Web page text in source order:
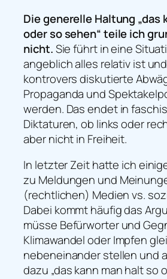
Die generelle Haltung „das
oder so sehen“teile ich
nicht.Sie führt in eine
angeblich alles relativ ist
kontrovers diskutierte
Propaganda und
werden. Das endet in
Diktaturen, ob links oder
aber nicht in Freiheit.
In letzter Zeit hatte ich
zu Meldungen und
(rechtlichen) Medien vs.
Dabei kommt häufig das
müsse Befürworter und
Klimawandel oder Impfen
nebeneinander stellen und
dazu „das kann man halt so